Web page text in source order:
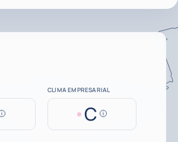
Help
CLIMA EMPRESARIAL
C Help